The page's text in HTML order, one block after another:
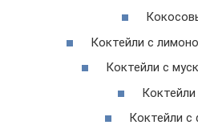
Коктейли с
Коктейли с
Коктейли с